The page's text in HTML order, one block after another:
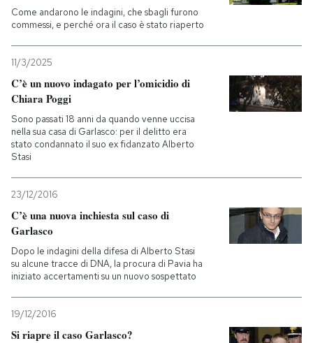
Come andarono le indagini, che sbagli furono
commessi, e perché ora il caso è stato riaperto
11/3/2025
C’è un nuovo indagato per l’omicidio di
Chiara Poggi
Sono passati 18 anni da quando venne uccisa
nella sua casa di Garlasco: per il delitto era
stato condannato il suo ex fidanzato Alberto
Stasi
23/12/2016
C’è una nuova inchiesta sul caso di
Garlasco
Dopo le indagini della difesa di Alberto Stasi
su alcune tracce di DNA, la procura di Pavia ha
iniziato accertamenti su un nuovo sospettato
19/12/2016
Si riapre il caso Garlasco?